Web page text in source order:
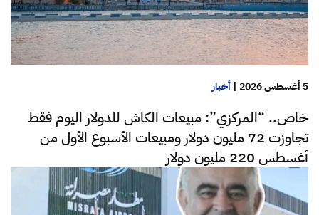
5 أغسطس 2026 | أخبار
خاص.. “المركزي”: مبيعات الكاش للدولار اليوم فقط
تجاوزت 72 مليون دولار ومبيعات الأسبوع الأول من
أغسطس 220 مليون دولار